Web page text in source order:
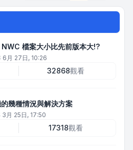
檔案大小比先前版本大!?
6月 27日, 10:26
32868觀看
幾種情況與解決方案
3月 25日, 17:50
17318觀看